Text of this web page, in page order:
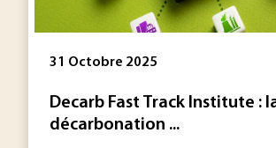
31 Octobre 2025
Decarb Fast Track Institute :
décarbonation ...